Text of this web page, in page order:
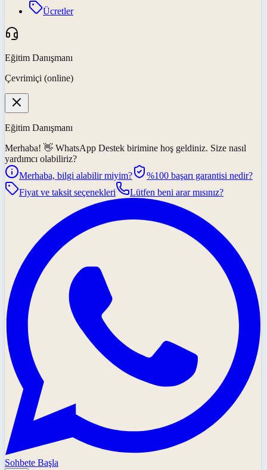
Ücretler
Eğitim Danışmanı
Çevrimiçi (online)
Eğitim Danışmanı
Merhaba! 👋 WhatsApp Destek birimine hoş geldiniz. Size nasıl
yardımcı olabiliriz?
Merhaba, bilgi alabilir miyim?
%100 başarı garantisi nedir?
Fiyat ve taksit seçenekleri
Lütfen beni arar mısınız?
Sohbete Başla